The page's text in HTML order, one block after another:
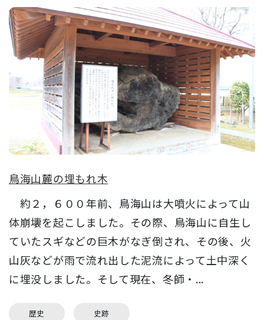
鳥海山麓の埋もれ木
約２，６００年前、鳥海山は大噴火によって山
体崩壊を起こしました。その際、鳥海山に自生し
ていたスギなどの巨木がなぎ倒され、その後、火
山灰などが雨で流れ出した泥流によって土中深く
に埋没しました。そして現在、冬師・...
歴史 史跡